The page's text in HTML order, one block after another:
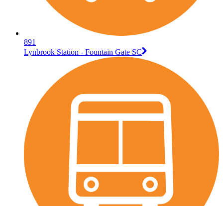
891
Lynbrook Station - Fountain Gate SC